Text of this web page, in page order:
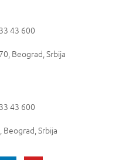
43 600
, Beograd,Srbija
43 600
, Beograd,Srbija